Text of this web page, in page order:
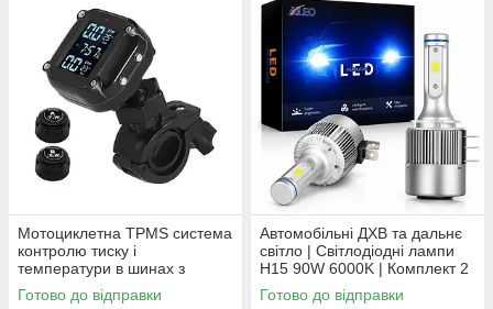
Мотоциклетна TPMS система
контролю тиску і
температури в шинах з
бездротовими датчиками
Готово до відправки
Автомобільні ДХВ та дальнє
світло | Світлодіодні лампи
H15 90W 6000K | Комплект 2
шт
Готово до відправки